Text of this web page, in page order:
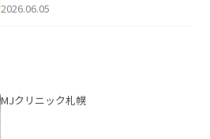
2026.06.05
MJクリニック札幌